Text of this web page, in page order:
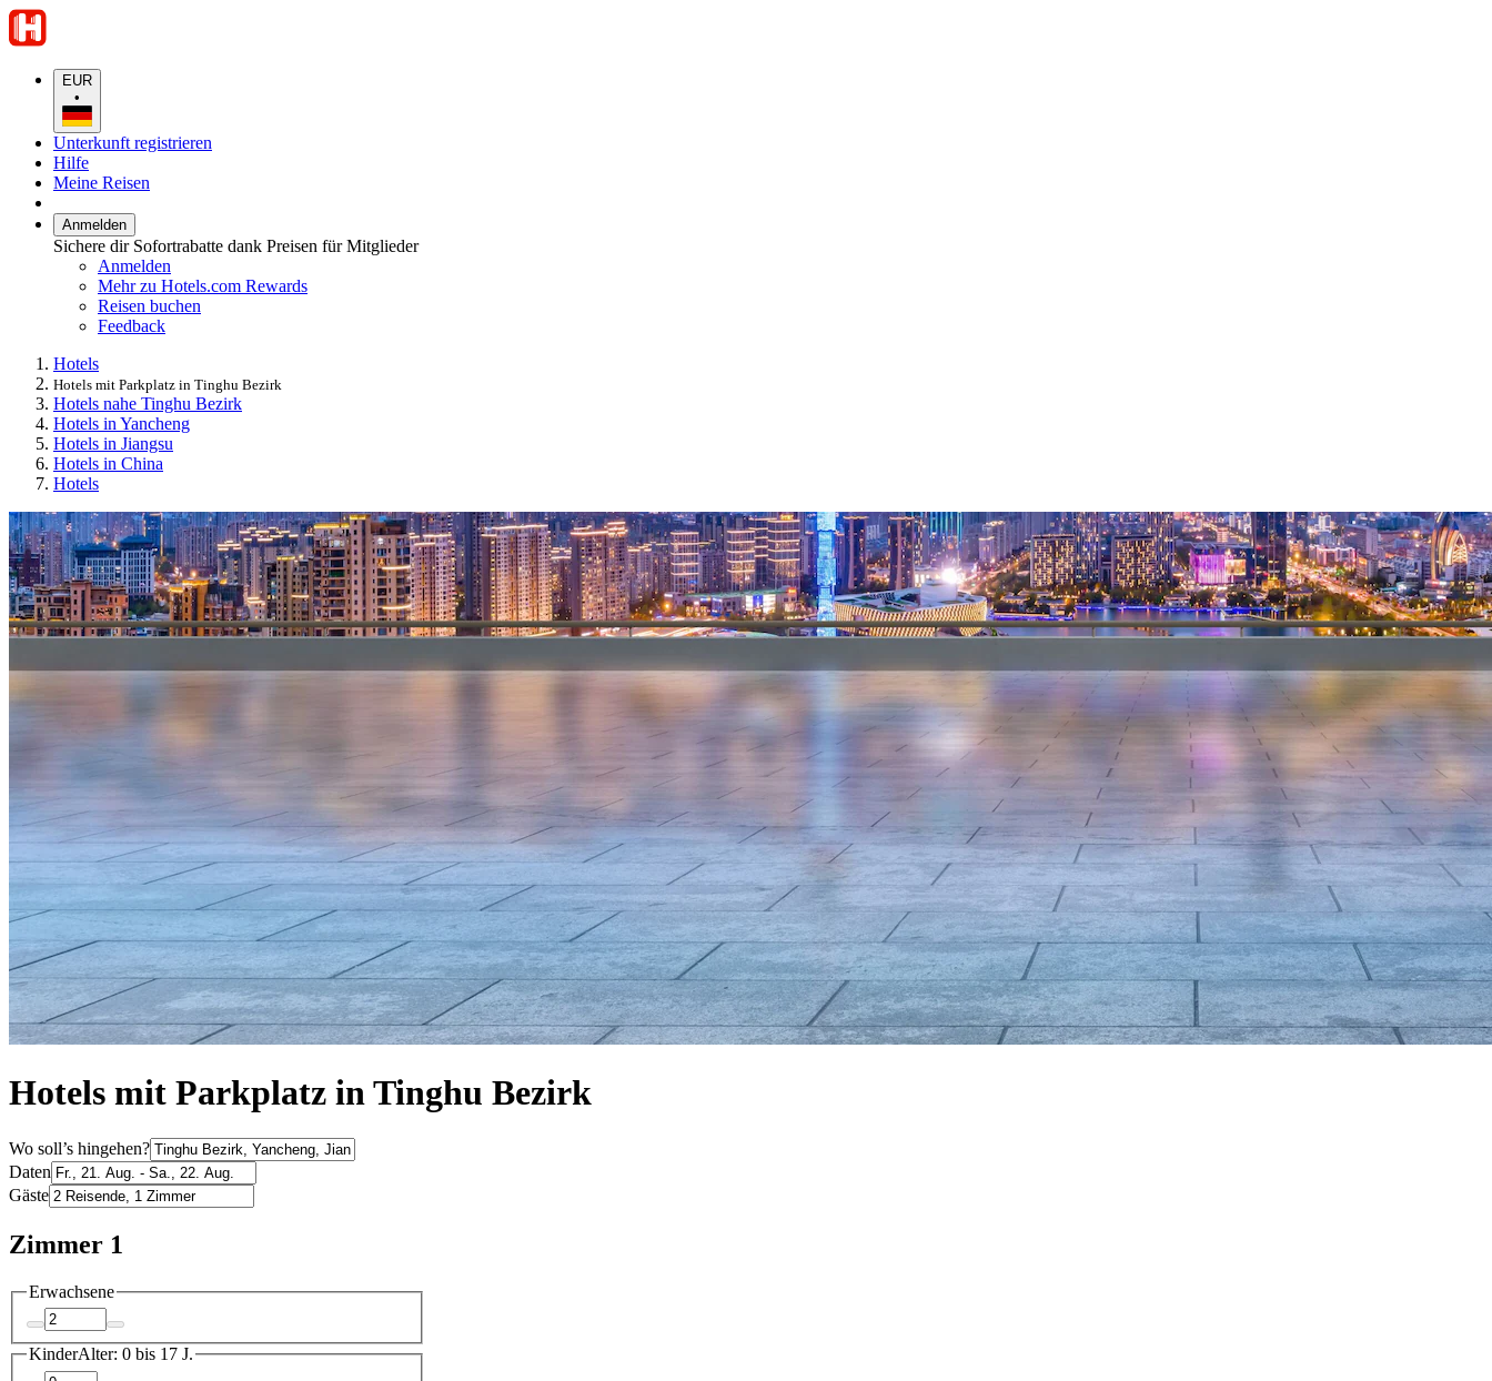
EUR
•
Unterkunft registrieren
Hilfe
Meine Reisen
Anmelden
Sichere dir Sofortrabatte dank Preisen für Mitglieder
Anmelden
Mehr zu Hotels.com Rewards
Reisen buchen
Feedback
Hotels
Hotels mit Parkplatz in Tinghu Bezirk
Hotels nahe Tinghu Bezirk
Hotels in Yancheng
Hotels in Jiangsu
Hotels in China
Hotels
Hotels mit Parkplatz in Tinghu Bezirk
Wo soll’s hingehen?
Daten
Gäste
Zimmer 1
Erwachsene
KinderAlter: 0 bis 17 J.